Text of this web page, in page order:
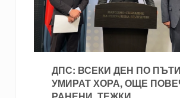
ДПС: ВСЕКИ ДЕН ПО
УМИРАТ ХОРА, ОЩЕ